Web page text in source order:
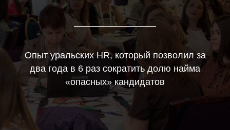
Опыт уральских HR, который позволил за
два года в 6 раз сократить долю найма
«опасных» кандидатов